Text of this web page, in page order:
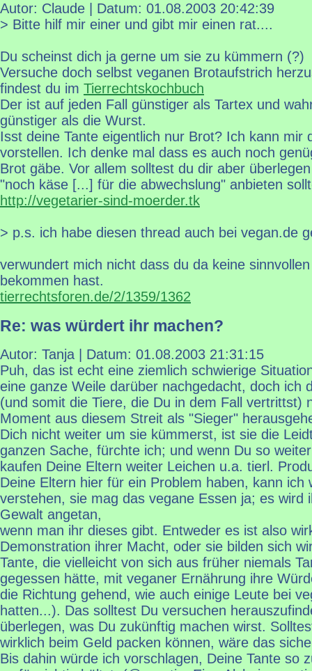
Autor: Claude | Datum: 01.08.2003 20:42:39
> Bitte hilf mir einer und gibt mir einen rat....
Du scheinst dich ja gerne um sie zu kümmern (?)
Versuche doch selbst veganen Brotaufstrich
findest du im Tierrechtskochbuch
Der ist auf jeden Fall günstiger als Tartex und
günstiger als die Wurst.
Isst deine Tante eigentlich nur Brot? Ich kann mir
vorstellen. Ich denke mal dass es auch noch
Brot gäbe. Vor allem solltest du dir aber
"noch käse [...] für die abwechslung" anbieten
http://vegetarier-sind-moerder.tk
> p.s. ich habe diesen thread auch bei vegan.de
verwundert mich nicht dass du da keine
bekommen hast.
tierrechtsforen.de/2/1359/1362
Re: was würdert ihr machen?
Autor: Tanja | Datum: 01.08.2003 21:31:15
Puh, das ist echt eine ziemlich schwierige
eine ganze Weile darüber nachgedacht, doch ich
(und somit die Tiere, die Du in dem Fall vertrittst)
Moment aus diesem Streit als "Sieger"
Dich nicht weiter um sie kümmerst, ist sie die
ganzen Sache, fürchte ich; und wenn Du so
kaufen Deine Eltern weiter Leichen u.a. tierl.
Deine Eltern hier für ein Problem haben, kann ich
verstehen, sie mag das vegane Essen ja; es wird
Gewalt angetan,
wenn man ihr dieses gibt. Entweder es ist also
Demonstration ihrer Macht, oder sie bilden sich
Tante, die vielleicht von sich aus früher niemals
gegessen hätte, mit veganer Ernährung ihre
die Richtung gehend, wie auch einige Leute bei
hatten...). Das solltest Du versuchen
überlegen, was Du zukünftig machen wirst.
wirklich beim Geld packen können, wäre das
Bis dahin würde ich vorschlagen, Deine Tante so